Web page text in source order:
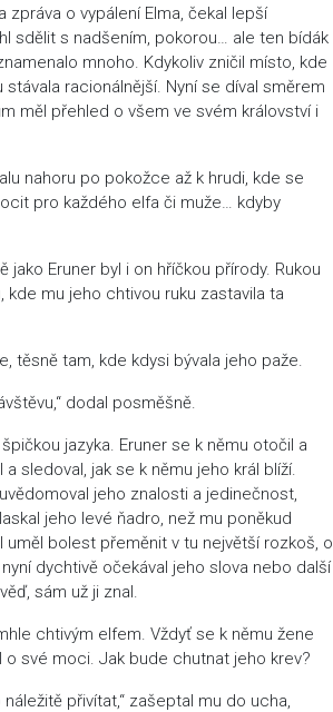
o vypálení Elma, čekal lepší
sdělit s nadšením, pokorou… ale ten bídák
mnoho. Kdykoliv zničil místo, kde
racionálnější. Nyní se díval směrem
měl přehled o všem ve svém království i
nahoru po pokožce až k hrudi, kde se
pro každého elfa či muže… kdyby
Eruner byl i on hříčkou přírody. Rukou
mu jeho chtivou ruku zastavila ta
těsně tam, kde kdysi bývala jeho paže.
dodal posměšně.
jazyka. Eruner se k němu otočil a
sledoval, jak se k němu jeho král blíží.
jeho znalosti a jedinečnost,
jeho levé ňadro, než mu poněkud
uměl bolest přeměnit v tu největší rozkoš, o
dychtivě očekával jeho slova nebo další
sám už ji znal.
chtivým elfem. Vždyť se k němu žene
o své moci. Jak bude chutnat jeho krev?
přivítat,“ zašeptal mu do ucha,